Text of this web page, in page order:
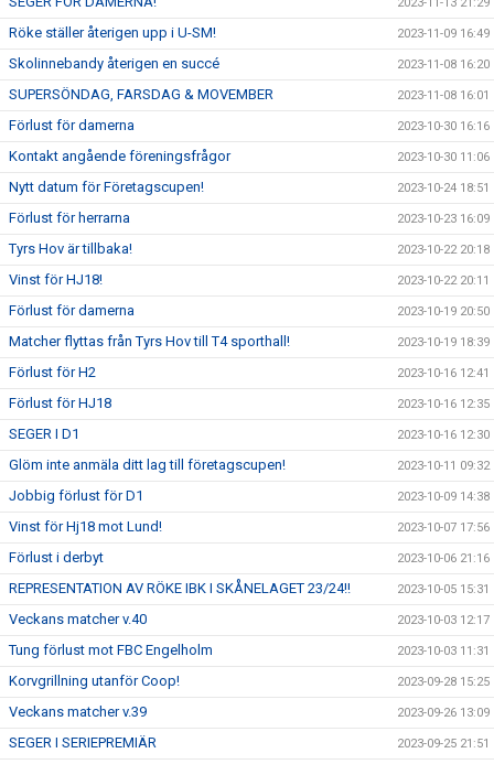
Röke ställer återigen upp i U-SM! 2023-11-09 16:49
Skolinnebandy återigen en succé 2023-11-08 16:20
SUPERSÖNDAG, FARSDAG & MOVEMBER 2023-11-08 16:01
Förlust för damerna 2023-10-30 16:16
Kontakt angående föreningsfrågor 2023-10-30 11:06
Nytt datum för Företagscupen! 2023-10-24 18:51
Förlust för herrarna 2023-10-23 16:09
Tyrs Hov är tillbaka! 2023-10-22 20:18
Vinst för HJ18! 2023-10-22 20:11
Förlust för damerna 2023-10-19 20:50
Matcher flyttas från Tyrs Hov till T4 sporthall! 2023-10-19 18:39
Förlust för H2 2023-10-16 12:41
Förlust för HJ18 2023-10-16 12:35
SEGER I D1 2023-10-16 12:30
Glöm inte anmäla ditt lag till företagscupen! 2023-10-11 09:32
Jobbig förlust för D1 2023-10-09 14:38
Vinst för Hj18 mot Lund! 2023-10-07 17:56
Förlust i derbyt 2023-10-06 21:16
REPRESENTATION AV RÖKE IBK I SKÅNELAGET 23/24!! 2023-10-05 15:31
Veckans matcher v.40 2023-10-03 12:17
Tung förlust mot FBC Engelholm 2023-10-03 11:31
Korvgrillning utanför Coop! 2023-09-28 15:25
Veckans matcher v.39 2023-09-26 13:09
SEGER I SERIEPREMIÄR 2023-09-25 21:51